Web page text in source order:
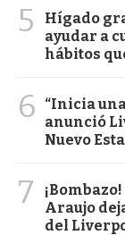
5
Hígado
ayudar a
hábitos
6
“Inicia
anunció
Nuevo
7
Araujo
del